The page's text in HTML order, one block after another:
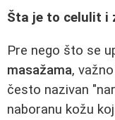
Šta je to celulit i
Pre nego što se
masažama,
često nazivan
naboranu kožu